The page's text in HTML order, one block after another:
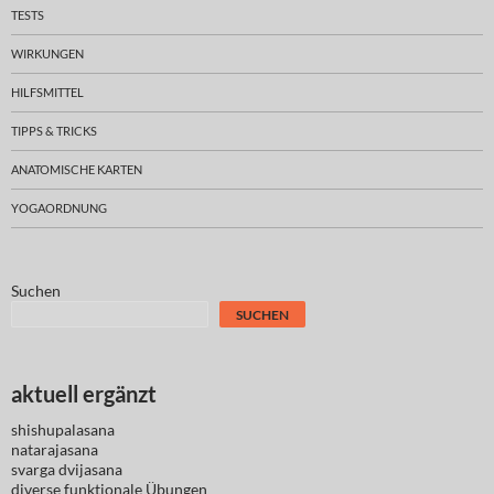
TESTS
WIRKUNGEN
HILFSMITTEL
TIPPS & TRICKS
ANATOMISCHE KARTEN
YOGAORDNUNG
Suchen
SUCHEN
aktuell ergänzt
shishupalasana
natarajasana
svarga dvijasana
diversefunktionale Übungen